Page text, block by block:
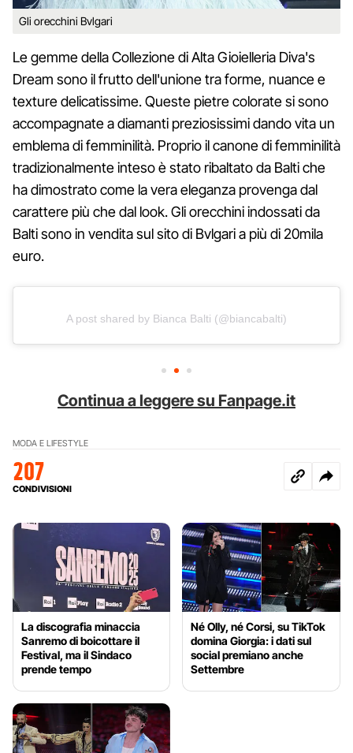
Gli orecchini Bvlgari
Le gemme della Collezione di Alta Gioielleria Diva's
Dream sono il frutto dell'unione tra forme, nuance e
texture delicatissime. Queste pietre colorate si sono
accompagnate a diamanti preziosissimi dando vita un
emblema di femminilità. Proprio il canone di femminilità
tradizionalmente inteso è stato ribaltato da Balti che
ha dimostrato come la vera eleganza provenga dal
carattere più che dal look. Gli orecchini indossati da
Balti sono in vendita sul sito di Bvlgari a più di 20mila
euro.
A post shared by Bianca Balti (@biancabalti)
Continua a leggere su Fanpage.it
MODA E LIFESTYLE
207
CONDIVISIONI
La discografia minaccia
Sanremo di boicottare il
Festival, ma il Sindaco
prende tempo
Né Olly, né Corsi, su TikTok
domina Giorgia: i dati sul
social premiano anche
Settembre